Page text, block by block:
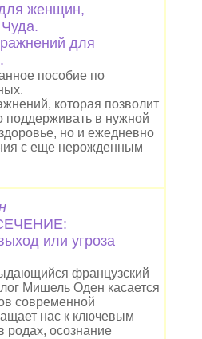
женщин,
для
пособие по
которая позволит
поддерживать в нужной
но и ежедневно
с еще нерожденным
или угроза
французский
Мишель Оден касается
современной
нас к ключевым
осознание